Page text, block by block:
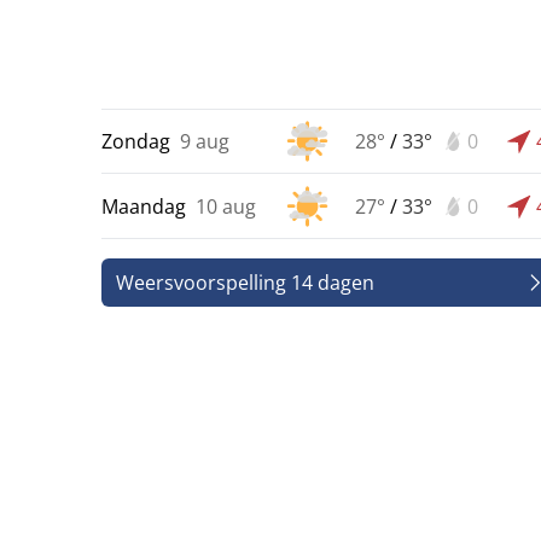
Zondag 9 aug 28° /33° 0
Maandag 10 aug 27° /33° 0
Weersvoorspelling 14 dagen